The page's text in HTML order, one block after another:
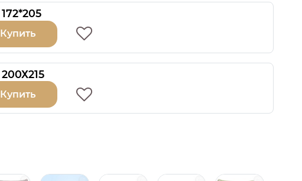
172*205
Купить
200Х215
Купить